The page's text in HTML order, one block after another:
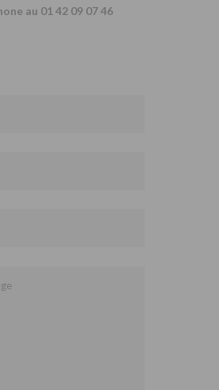
au 01 42 09 07 46